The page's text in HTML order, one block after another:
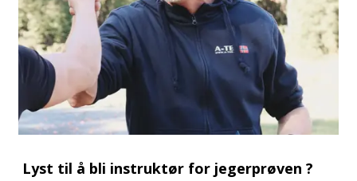
Lyst til å bli instruktør for jegerprøven ?